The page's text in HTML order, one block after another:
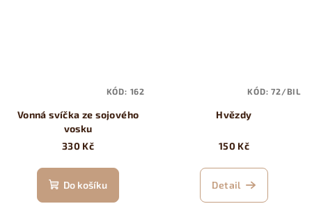
Vonná svíčka ze sojového
vosku
330 Kč
Do košíku
KÓD: 162
Hvězdy
150 Kč
Detail
KÓD:72/BIL